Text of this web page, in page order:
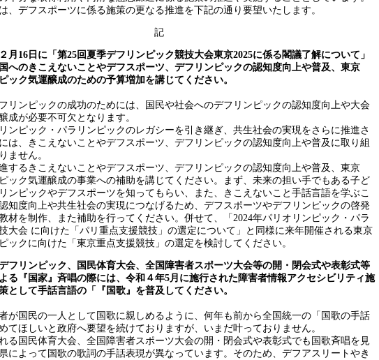
、デフスポーツに係る施策の更なる推進を下記の通り要望いたします。
記
月16日に「第25回夏季デフリンピック競技大会東京2025に係る閣議了解について」
へのきこえないことやデフスポーツ、デフリンピックの認知度向上や普及、東京
ック気運醸成のための予算増加を講じてください。
リンピックの成功のためには、国民や社会へのデフリンピックの認知度向上や大会
成が必要不可欠となります。
ンピック・パラリンピックのレガシーを引き継ぎ、共生社会の実現をさらに推進さ
は、きこえないことやデフスポーツ、デフリンピックの認知度向上や普及に取り組
ません。
するきこえないことやデフスポーツ、デフリンピックの認知度向上や普及、東京
ック気運醸成の事業への補助を講じてください。まず、未来の担い手でもある子ど
ンピックやデフスポーツを知ってもらい、また、きこえないこと手話言語を学ぶこ
知度向上や共生社会の実現につなげるため、デフスポーツやデフリンピックの啓発
材を制作、また補助を行ってください。併せて、「2024年パリオリンピック・パラ
大会 に向けた「パリ重点支援競技」の選定について」と同様に来年開催される東京
ックに向けた「東京重点支援競技」の選定を検討してください。
フリンピック、国民体育大会、全国障害者スポーツ大会等の開・閉会式や表彰式等
る『国家』斉唱の際には、令和４年5月に施行された障害者情報アクセシビリティ施
として手話言語の「『国歌』を普及してください。
が国民の一人として国歌に親しめるように、何年も前から全国統一の「国歌の手話
てほしいと政府へ要望を続けておりますが、いまだ叶っておりません。
る国民体育大会、全国障害者スポーツ大会の開・閉会式や表彰式でも国歌斉唱を見
によって国歌の歌詞の手話表現が異なっています。そのため、デフアスリートやき